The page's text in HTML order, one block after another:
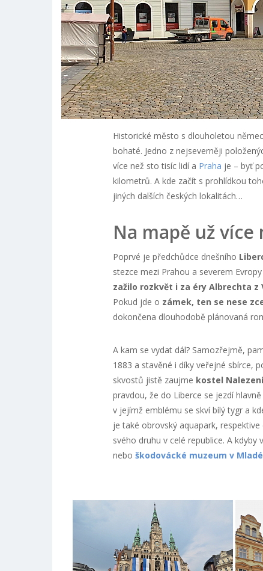
Historické město s dlouholetou
bohaté. Jedno z nejseverněji
více než sto tisíc lidí a Praha je – byť
kilometrů. A kde začít s prohlídkou
jiných dalších českých lokalitách…
Na mapě už
Poprvé je předchůdce dnešního
stezce mezi Prahou a severem
zažilo rozkvět i za éry Albrechta z
Pokud jde o zámek, ten se nese
dokončena dlouhodobě plánovaná
A kam se vydat dál? Samozřejmě,
1883 a stavěné i díky veřejné sbírce,
skvostů jistě zaujme kostel
pravdou, že do Liberce se jezdí
v jejímž emblému se skví bílý tygr a
je také obrovský aquapark, respektive
svého druhu v celé republice. A
nebo škodovácké muzeum v